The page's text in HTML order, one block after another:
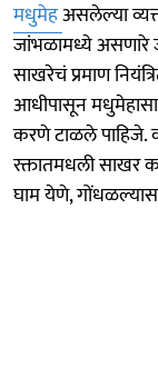
मधुमेहअसलेल्या
जांभळामध्ये असणारे
साखरेचं प्रमाण
आधीपासून
करणे टाळले
रक्तातमधली साखर
घाम येणे,